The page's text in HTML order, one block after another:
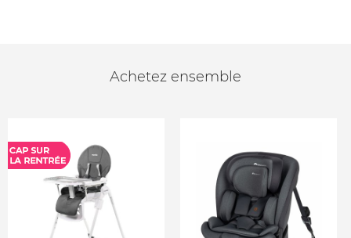
Achetez ensemble